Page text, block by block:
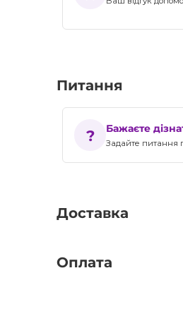
Питання
Бажаєте
Задайте питання
Доставка
Оплата